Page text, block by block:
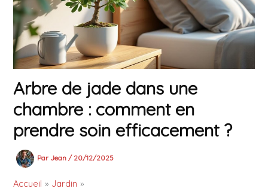
Arbre de jade dans une
chambre : comment en
prendre soin efficacement ?
Par Jean/ 20/12/2025
Accueil
Jardin